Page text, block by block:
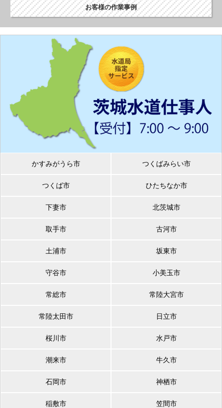
お客様の作業事例
かすみがうら市 つくばみらい市
つくば市 ひたちなか市
下妻市 北茨城市
取手市 古河市
土浦市 坂東市
守谷市 小美玉市
常総市 常陸大宮市
常陸太田市 日立市
桜川市 水戸市
潮来市 牛久市
石岡市 神栖市
稲敷市 笠間市